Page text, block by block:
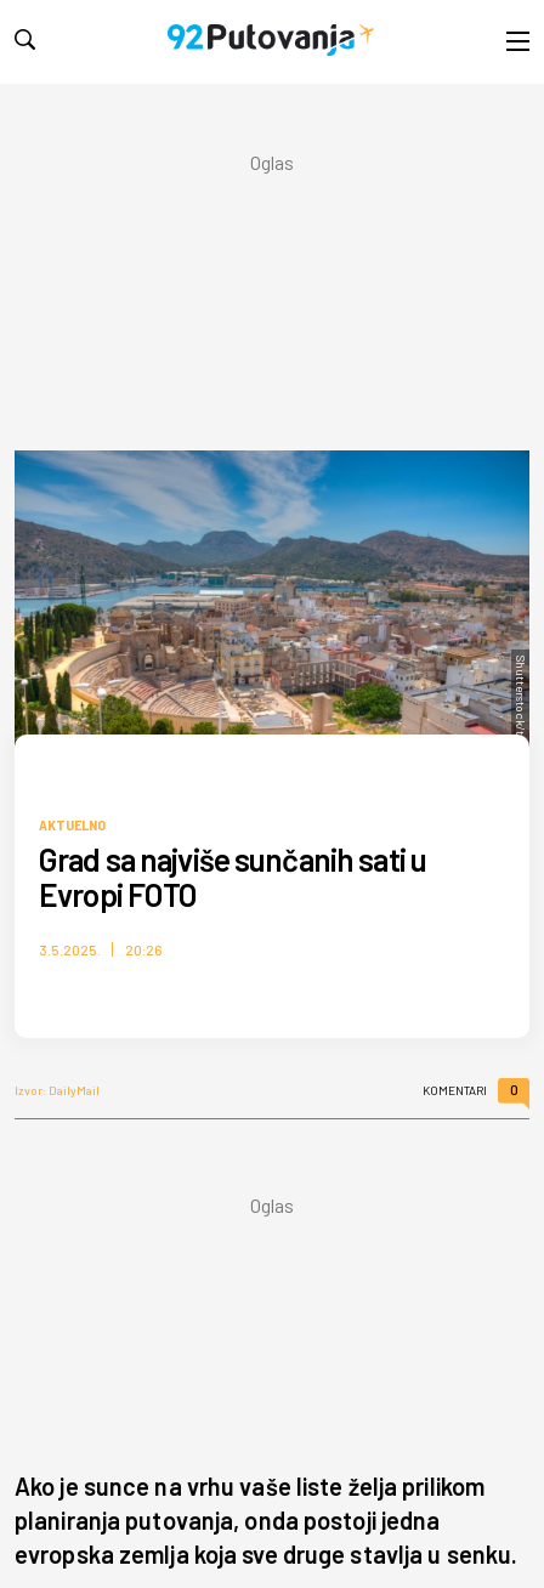
Shutterstock/trabantos
AKTUELNO
Grad sa najviše sunčanih sati u
Evropi FOTO
3.5.2025. 20:26
Izvor: DailyMail KOMENTARI 0
Ako je sunce na vrhu vaše liste želja prilikom
planiranja putovanja, onda postoji jedna
evropska zemlja koja sve druge stavlja u senku.